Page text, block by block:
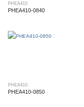
PHEA410
PHEA410-0840
PHEA410
PHEA410-0850